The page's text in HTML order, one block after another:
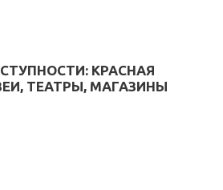
КРАСНАЯ
ТЕАТРЫ, МАГАЗИНЫ